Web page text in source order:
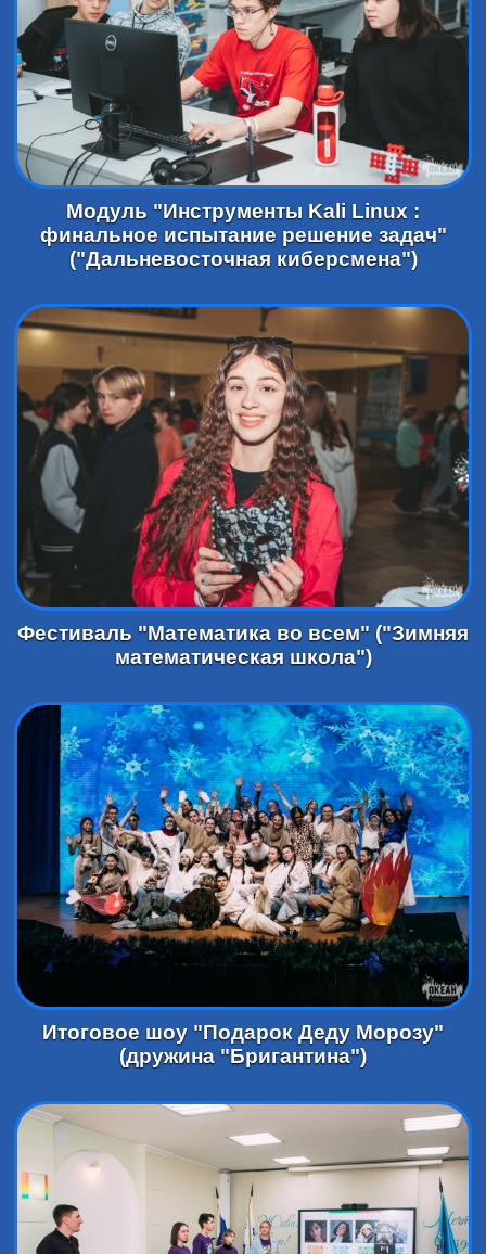
Модуль "Инструменты Kali Linux :
финальное испытание решение задач"
("Дальневосточная киберсмена")
Фестиваль "Математика во всем" ("Зимняя
математическая школа")
Итоговое шоу "Подарок Деду Морозу"
(дружина "Бригантина")